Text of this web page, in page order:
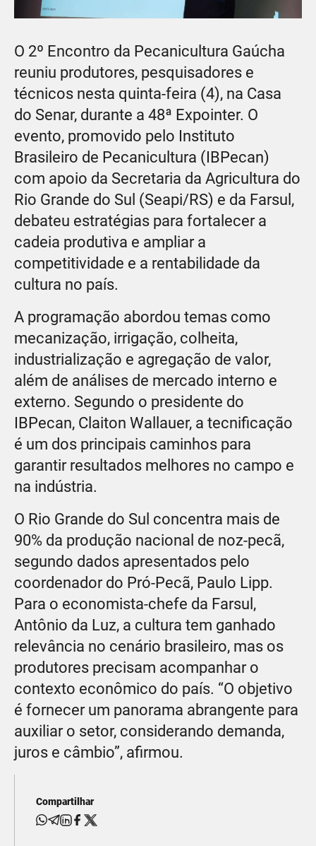
O 2º Encontro da Pecanicultura Gaúcha
reuniu produtores, pesquisadores e
técnicos nesta quinta-feira (4), na Casa
do Senar, durante a 48ª Expointer. O
evento, promovido pelo Instituto
Brasileiro de Pecanicultura (IBPecan)
com apoio da Secretaria da Agricultura do
Rio Grande do Sul (Seapi/RS) e da Farsul,
debateu estratégias para fortalecer a
cadeia produtiva e ampliar a
competitividade e a rentabilidade da
cultura no país.
A programação abordou temas como
mecanização, irrigação, colheita,
industrialização e agregação de valor,
além de análises de mercado interno e
externo. Segundo o presidente do
IBPecan, Claiton Wallauer, a tecnificação
é um dos principais caminhos para
garantir resultados melhores no campo e
na indústria.
O Rio Grande do Sul concentra mais de
90% da produção nacional de noz-pecã,
segundo dados apresentados pelo
coordenador do Pró-Pecã, Paulo Lipp.
Para o economista-chefe da Farsul,
Antônio da Luz, a cultura tem ganhado
relevância no cenário brasileiro, mas os
produtores precisam acompanhar o
contexto econômico do país. “O objetivo
é fornecer um panorama abrangente para
auxiliar o setor, considerando demanda,
juros e câmbio”, afirmou.
Compartilhar